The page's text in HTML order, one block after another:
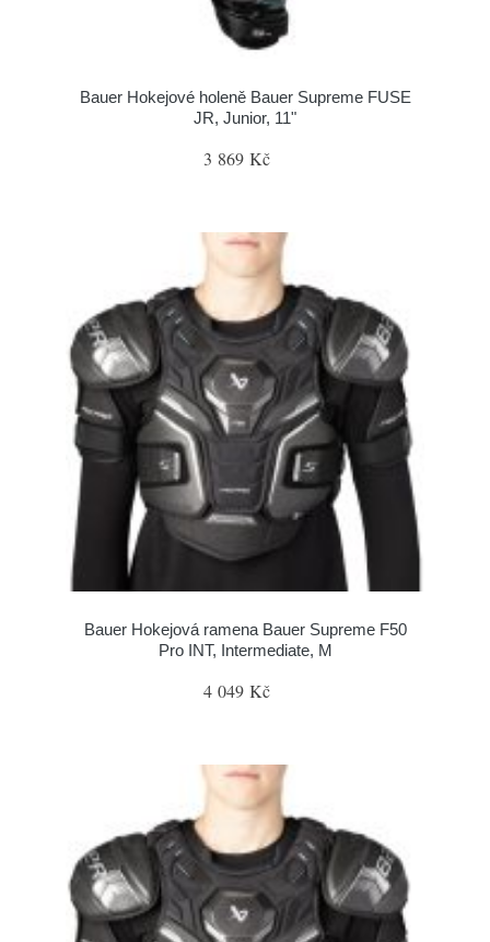
Bauer Hokejové holeně Bauer Supreme FUSE
JR, Junior, 11"
3 869 Kč
Bauer Hokejová ramena Bauer Supreme F50
Pro INT, Intermediate, M
4 049 Kč